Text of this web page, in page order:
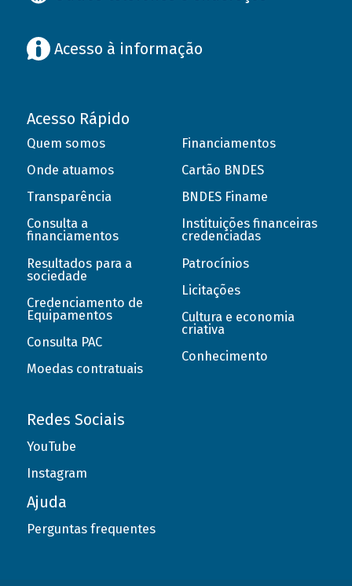
Acesso à informação
Acesso Rápido
Quem somos
Onde atuamos
Transparência
Consulta a
financiamentos
Resultados para a
sociedade
Credenciamento de
Equipamentos
Consulta PAC
Moedas contratuais
Financiamentos
Cartão BNDES
BNDES Finame
Instituições financeiras
credenciadas
Patrocínios
Licitações
Cultura e economia
criativa
Conhecimento
Redes Sociais
YouTube
Instagram
Ajuda
Perguntas frequentes